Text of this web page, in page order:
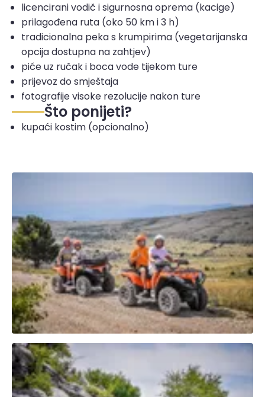
licencirani vodič i sigurnosna oprema (kacige)
prilagođena ruta (oko 50 km i 3 h)
tradicionalna peka s krumpirima (vegetarijanska
opcija dostupna na zahtjev)
piće uz ručak i boca vode tijekom ture
prijevoz do smještaja
fotografije visoke rezolucije nakon ture
Što ponijeti?
kupaći kostim (opcionalno)